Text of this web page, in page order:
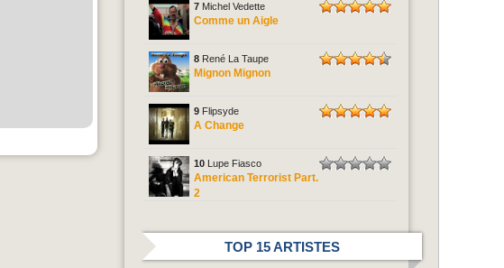
7 Michel Vedette
Comme un Aigle
8 René La Taupe
Mignon Mignon
9 Flipsyde
A Change
10 Lupe Fiasco
American Terrorist Part.
2
TOP 15 ARTISTES